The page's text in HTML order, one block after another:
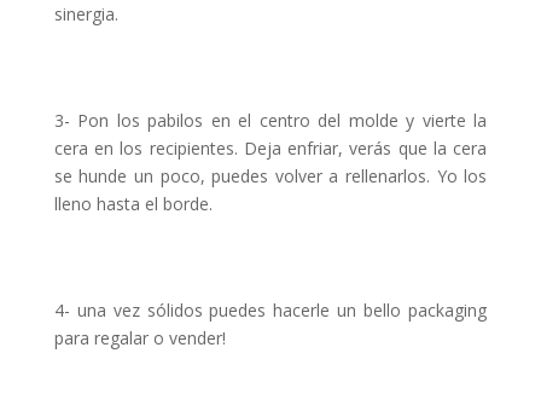
sinergia.
3- Pon los pabilos en el centro del molde y vierte la
cera en los recipientes. Deja enfriar, verás que la cera
se hunde un poco, puedes volver a rellenarlos. Yo los
lleno hasta el borde.
4- una vez sólidos puedes hacerle un bello packaging
para regalar o vender!